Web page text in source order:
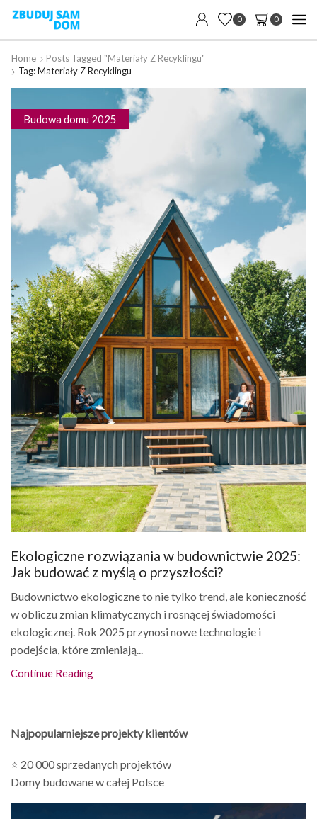
0 0
Home
Posts Tagged "materiały Z Recyklingu"
Tag: Materiały Z Recyklingu
Budowa domu 2025
Ekologiczne rozwiązania w budownictwie 2025:
Jak budować z myślą o przyszłości?
Budownictwo ekologiczne to nie tylko trend, ale konieczność
w obliczu zmian klimatycznych i rosnącej świadomości
ekologicznej. Rok 2025 przynosi nowe technologie i
podejścia, które zmieniają...
Continue Reading
Najpopularniejsze projekty klientów
⭐ 20 000 sprzedanych projektów
Domy budowane w całej Polsce